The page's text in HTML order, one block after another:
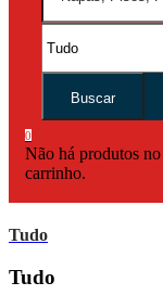
Buscar
0
Não há produtos no
carrinho.
Tudo
Tudo